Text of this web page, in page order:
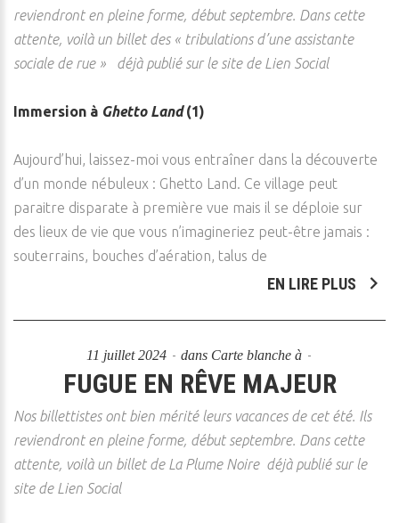
reviendront en pleine forme, début septembre. Dans cette
attente, voilà un billet des « tribulations d’une assistante
sociale de rue » déjà publié sur le site de Lien Social
Immersion à Ghetto Land(1)
Aujourd’hui, laissez-moi vous entraîner dans la découverte
d’un monde nébuleux : Ghetto Land. Ce village peut
paraitre disparate à première vue mais il se déploie sur
des lieux de vie que vous n’imagineriez peut-être jamais :
souterrains, bouches d’aération, talus de
EN LIRE PLUS
11 juillet 2024 dans Carte blanche à
FUGUE EN RÊVE MAJEUR
Nos billettistes ont bien mérité leurs vacances de cet été. Ils
reviendront en pleine forme, début septembre. Dans cette
attente, voilà un billet de La Plume Noire déjà publié sur le
site de Lien Social